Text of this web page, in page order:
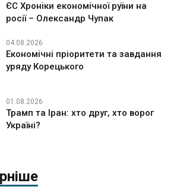
ЄС Хроніки економічної руїни на
росії – Олександр Чупак
04.08.2026
Економічні пріоритети та завдання
уряду Корецького
01.08.2026
Трамп та Іран: хто друг, хто ворог
Україні?